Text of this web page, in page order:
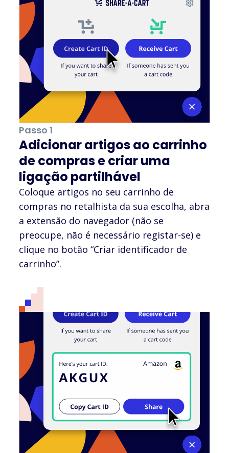
Passo 1
Adicionar artigos ao carrinho
de compras e criar uma
ligação partilhável
Coloque artigos no seu carrinho de
compras no retalhista da sua escolha, abra
a extensão do navegador (não se
preocupe, não é necessário registar-se) e
clique no botão “Criar identificador de
carrinho”.